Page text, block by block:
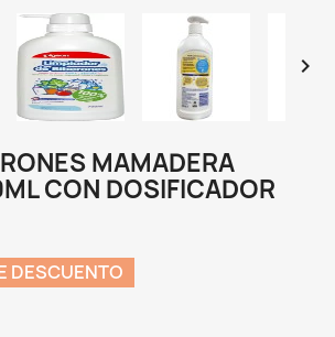

MAMADERA
CON DOSIFICADOR
DESCUENTO